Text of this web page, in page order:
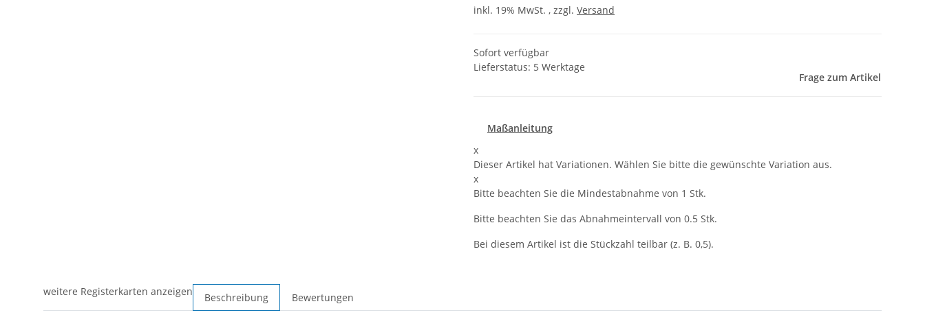
inkl. 19% MwSt. , zzgl. Versand
Sofort verfügbar
Lieferstatus: 5 Werktage
Frage zum Artikel
Maßanleitung
x
Dieser Artikel hat Variationen. Wählen Sie bitte die gewünschte Variation aus.
x
Bitte beachten Sie die Mindestabnahme von 1 Stk.
Bitte beachten Sie das Abnahmeintervall von 0.5 Stk.
Bei diesem Artikel ist die Stückzahl teilbar (z. B. 0,5).
weitere Registerkarten anzeigen Beschreibung Bewertungen